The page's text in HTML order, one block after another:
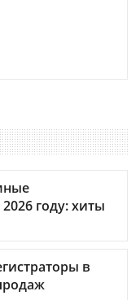
году: хиты
в